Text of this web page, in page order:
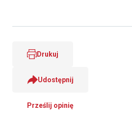
Drukuj
Udostępnij
Prześlij opinię